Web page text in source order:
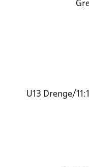
U13 Drenge/